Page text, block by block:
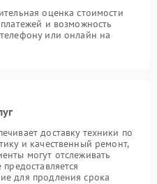
оценка стоимости
и возможность
или онлайн на
доставку техники по
и качественный ремонт,
могут отслеживать
для продления срока